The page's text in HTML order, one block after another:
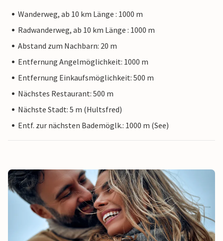
Wanderweg, ab 10 km Länge : 1000 m
Radwanderweg, ab 10 km Länge : 1000 m
Abstand zum Nachbarn: 20 m
Entfernung Angelmöglichkeit: 1000 m
Entfernung Einkaufsmöglichkeit: 500 m
Nächstes Restaurant: 500 m
Nächste Stadt: 5 m (Hultsfred)
Entf. zur nächsten Bademöglk.: 1000 m (See)